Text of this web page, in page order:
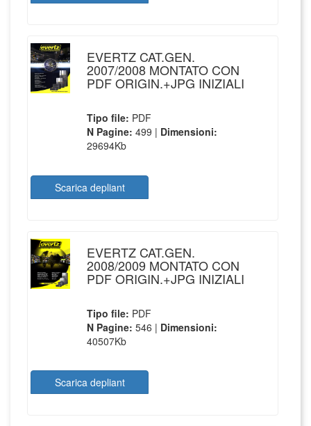
EVERTZ CAT.GEN.
2007/2008 MONTATO CON
PDF ORIGIN.+JPG INIZIALI
Tipo file: PDF
N Pagine:499 | Dimensioni:
29694Kb
Scarica depliant
EVERTZ CAT.GEN.
2008/2009 MONTATO CON
PDF ORIGIN.+JPG INIZIALI
Tipo file: PDF
N Pagine:546 | Dimensioni:
40507Kb
Scarica depliant